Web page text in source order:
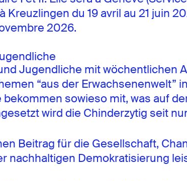
du 19 avril au 21 juin
2026.
Jugendliche mit wöchentlichen
“aus der Erwachsenenwelt”
sowieso mit, was auf
wird die Chinderzytig seit
Beitrag für die Gesellschaft,
nachhaltigen Demokratisierung